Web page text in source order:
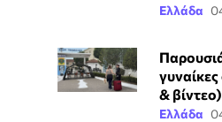
Ελλάδα
& βίντεο)
Ελλάδα